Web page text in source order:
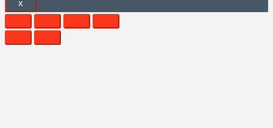
x